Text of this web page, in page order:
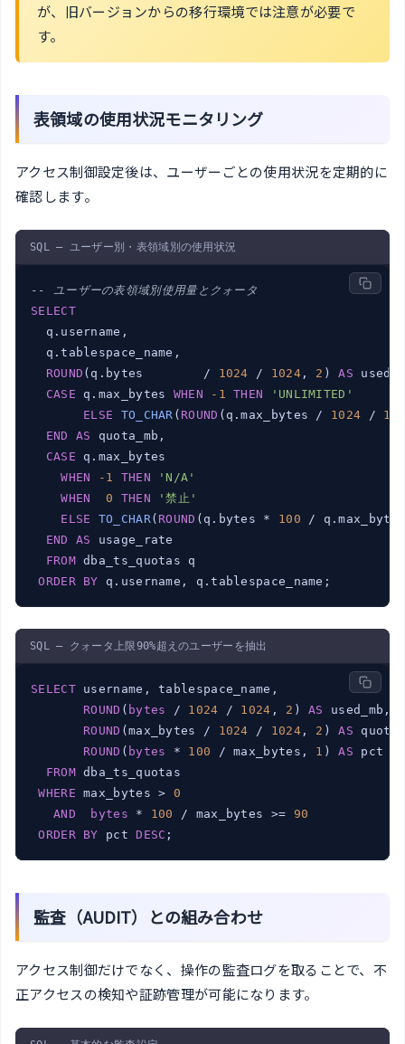
が、旧バージョンからの移行環境では注意が必要で
す。
表領域の使用状況モニタリング
アクセス制御設定後は、ユーザーごとの使用状況を定期的に
確認します。
SQL — ユーザー別・表領域別の使用状況
-- ユーザーの表領域別使用量とクォータ
SELECT
  q.username,
  q.tablespace_name,
ROUND (q.bytes        / 1024 / 1024, 2 ) AS
CASE q.max_bytes WHEN -1 THEN
'UNLIMITED'
ELSE
TO_CHAR ( ROUND (q.max_bytes / 1024 /
END
AS quota_mb,
CASE q.max_bytes
WHEN
-1 THEN
'N/A'
WHEN
0 THEN
'禁止'
ELSE
TO_CHAR ( ROUND (q.bytes * 100 /
END
AS usage_rate
FROM dba_ts_quotas q
ORDER
BY q.username, q.tablespace_name;
SQL — クォータ上限90%超えのユーザーを抽出
SELECT username, tablespace_name,
ROUND ( bytes / 1024 / 1024 , 2 ) AS
used_mb,
ROUND (max_bytes / 1024 / 1024, 2 ) AS
ROUND ( bytes * 100 / max_bytes, 1 ) AS pct
FROM dba_ts_quotas
WHERE max_bytes > 0
AND
bytes * 100 / max_bytes >= 90
ORDER
BY pct DESC ;
監査（AUDIT）との組み合わせ
アクセス制御だけでなく、操作の監査ログを取ることで、不
正アクセスの検知や証跡管理が可能になります。